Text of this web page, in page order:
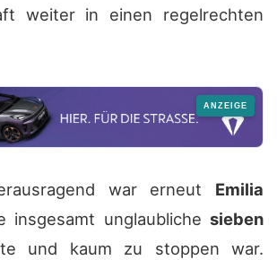
weiter in einen regelrechten
war erneut Emilia
insgesamt unglaublichesieben
und kaum zu stoppen war.